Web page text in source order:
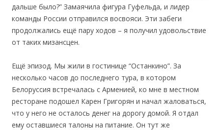
дальше было?” Замаячила фигура Гуфельда, и лидер
команды России отправился восвояси. Эти забеги
продолжались ещё пару ходов – я получил удовольствие
от таких мизансцен.
Ещё эпизод. Мы жили в гостинице “Останкино”. За
несколько часов до последнего тура, в котором
Белоруссия встречалась с Арменией, ко мне в местном
ресторане подошел Карен Григорян и начал жаловаться,
что у него не осталось денег на дорогу домой. Я отдал
ему оставшиеся талоны на питание. Он тут же